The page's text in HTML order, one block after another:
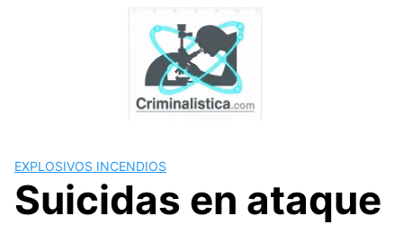
EXPLOSIVOS INCENDIOS
Suicidas en ataque